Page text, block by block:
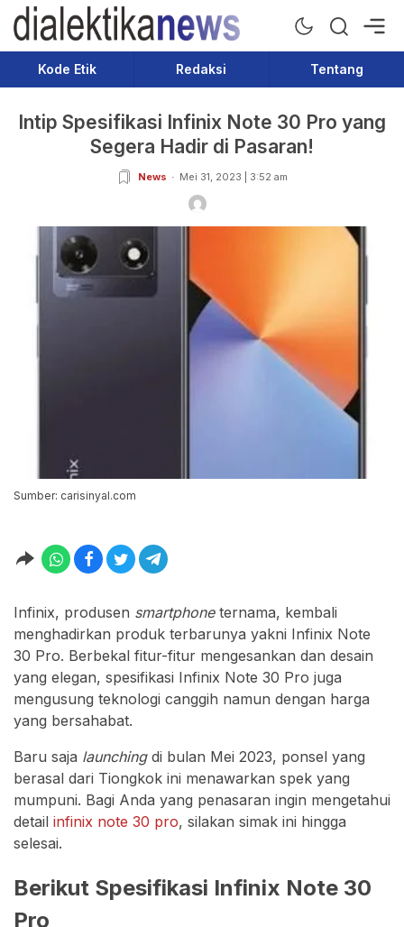
Dialektika News
Terkini dan Populer
Kode Etik Redaksi Tentang
Intip Spesifikasi Infinix Note 30 Pro yang
Segera Hadir di Pasaran!
News Mei 31, 2023 | 3:52 am
Sumber: carisinyal.com
Infinix, produsen smartphoneternama, kembali
menghadirkan produk terbarunya yakni Infinix Note
30 Pro. Berbekal fitur-fitur mengesankan dan desain
yang elegan, spesifikasi Infinix Note 30 Pro juga
mengusung teknologi canggih namun dengan harga
yang bersahabat.
Baru saja launchingdi bulan Mei 2023, ponsel yang
berasal dari Tiongkok ini menawarkan spek yang
mumpuni. Bagi Anda yang penasaran ingin mengetahui
detail infinix note 30 pro, silakan simak ini hingga
selesai.
Berikut Spesifikasi Infinix Note 30
Pro